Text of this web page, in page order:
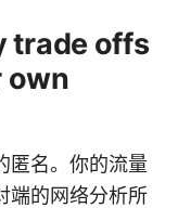
trade offs
own
匿名。你的流量
端的网络分析所